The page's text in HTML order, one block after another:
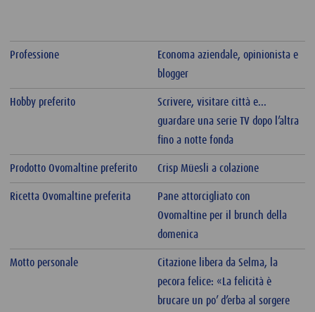
Professione
Economa aziendale, opinionista e
blogger
Hobby preferito
Scrivere, visitare città e...
guardare una serie TV dopo l’altra
fino a notte fonda
Prodotto Ovomaltine preferito Crisp Müesli a colazione
Ricetta Ovomaltine preferita
Pane attorcigliato con
Ovomaltine per il brunch della
domenica
Motto personale
Citazione libera da Selma, la
pecora felice: «La felicità è
brucare un po’ d’erba al sorgere